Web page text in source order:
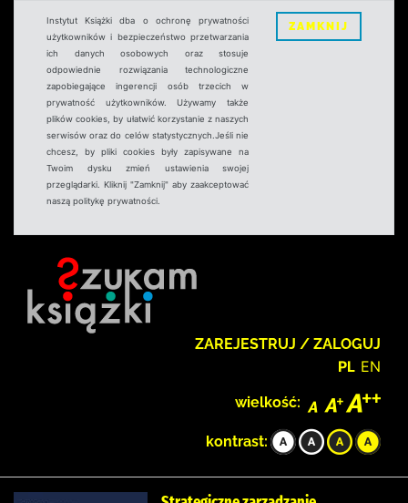
Instytut Książki dba o ochronę prywatności
użytkowników i bezpieczeństwo przetwarzania
ich danych osobowych oraz stosuje
odpowiednie rozwiązania technologiczne
zapobiegające ingerencji osób trzecich w
prywatność użytkowników. Używamy także
plików cookies, by ułatwić korzystanie z naszych
serwisów oraz do celów statystycznych.Jeśli nie
chcesz, by pliki cookies były zapisywane na
Twoim dysku zmień ustawienia swojej
przeglądarki. Kliknij "Zamknij" aby zaakceptować
naszą politykę prywatności.
ZAMKNIJ
ZAREJESTRUJ / ZALOGUJ
PL EN
wielkość:
kontrast: